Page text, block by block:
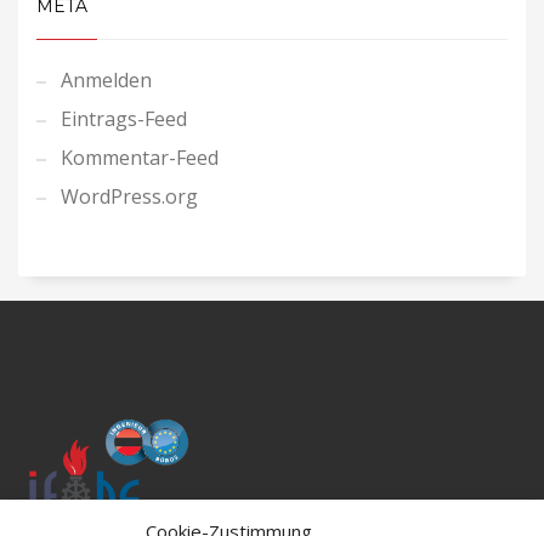
Cookie-Zustimmung
META
Anmelden
Eintrags-Feed
Kommentar-Feed
WordPress.org